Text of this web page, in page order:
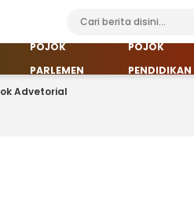
POJOK
PARLEMEN
POJOK
PENDIDIKAN
Advetorial